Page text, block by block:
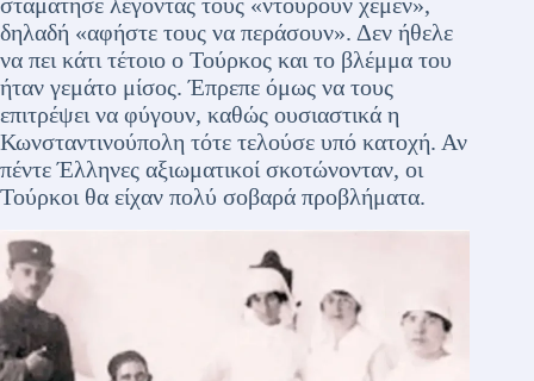
δηλαδή «αφήστε τους να περάσουν». Δεν ήθελε
να πει κάτι τέτοιο ο Τούρκος και το βλέμμα του
ήταν γεμάτο μίσος. Έπρεπε όμως να τους
επιτρέψει να φύγουν, καθώς ουσιαστικά η
Κωνσταντινούπολη τότε τελούσε υπό κατοχή. Αν
πέντε Έλληνες αξιωματικοί σκοτώνονταν, οι
Τούρκοι θα είχαν πολύ σοβαρά προβλήματα.